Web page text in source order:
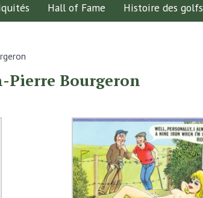
Hall of Fame Histoire des golfs
Pierre Bourgeron